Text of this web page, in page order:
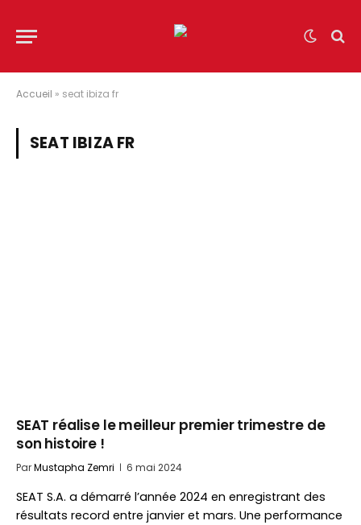
Accueil » seat ibiza fr
SEAT IBIZA FR
SEAT réalise le meilleur premier trimestre de
son histoire !
ParMustapha Zemri 6 mai 2024
SEAT S.A. a démarré l’année 2024 en enregistrant des
résultats record entre janvier et mars. Une performance